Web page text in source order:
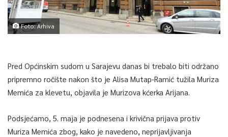
Foto: Arhiva
Pred Općinskim sudom u Sarajevu danas bi trebalo biti održano
pripremno ročište nakon što je Alisa Mutap-Ramić tužila Muriza
Memića za klevetu, objavila je Murizova kćerka Arijana.
Podsjećamo, 5. maja je podnesena i krivična prijava protiv
Muriza Memića zbog, kako je navedeno, neprijavljivanja